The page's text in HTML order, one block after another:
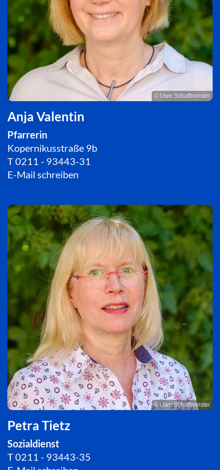
© Uwe Schaffmeister
Anja Valentin
Pfarrerin
Kopernikusstraße 9b
T0211 - 93443-31
E-Mail schreiben
© Uwe Schaffmeister
Petra Tietz
Sozialdienst
T0211 - 93443-35